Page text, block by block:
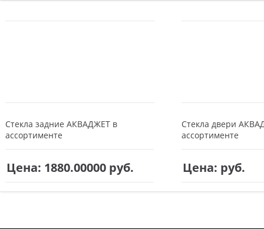
Стекла задние АКВАДЖЕТ в
ассортименте
Цена: 1880.00000 руб.
Стекла двери
ассортименте
Цена: руб.